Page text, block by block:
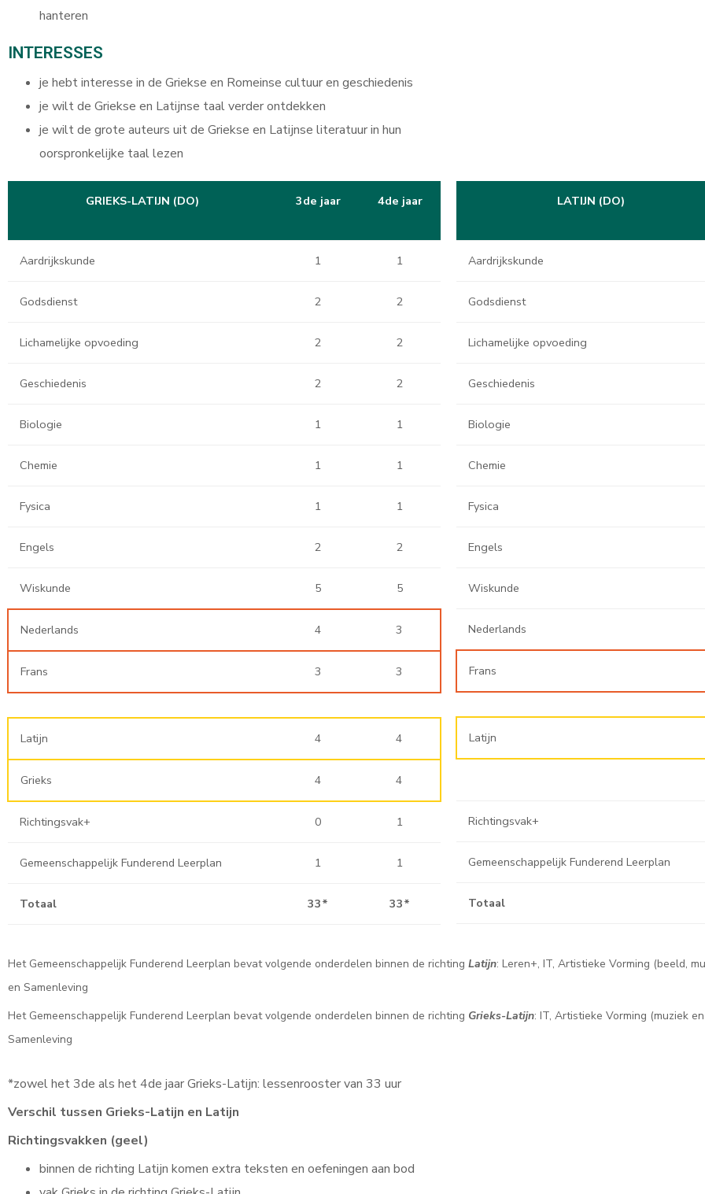
hanteren
INTERESSES
je hebt interesse in de Griekse en Romeinse cultuur en geschiedenis
je wilt de Griekse en Latijnse taal verder ontdekken
je wilt de grote auteurs uit de Griekse en Latijnse literatuur in hun
oorspronkelijke taal lezen
GRIEKS-LATIJN (DO) 3de jaar 4de jaar
Aardrijkskunde 1 1
Godsdienst 2 2
Lichamelijke opvoeding 2 2
Geschiedenis 2 2
Biologie 1 1
Chemie 1 1
Fysica 1 1
Engels 2 2
Wiskunde 5 5
Nederlands 4 3
Frans 3 3
Latijn 4 4
Grieks 4 4
Richtingsvak+ 0 1
Gemeenschappelijk Funderend Leerplan 1 1
Totaal 33* 33*
LATIJN (DO)
Aardrijkskunde
Godsdienst
Lichamelijke opvoeding
Geschiedenis
Biologie
Chemie
Fysica
Engels
Wiskunde
Nederlands
Frans
Latijn
Richtingsvak+
Gemeenschappelijk Funderend Leerplan
Totaal
Het Gemeenschappelijk Funderend Leerplan bevat volgende onderdelen binnen de richting Latijn: Leren+, IT, Artistieke Vorming (beeld,
en Samenleving
Het Gemeenschappelijk Funderend Leerplan bevat volgende onderdelen binnen de richting Grieks-Latijn: IT, Artistieke Vorming (muziek
Samenleving
*zowel het 3de als het 4de jaar Grieks-Latijn: lessenrooster van 33 uur
Verschil tussen Grieks-Latijn en Latijn
Richtingsvakken (geel)
binnen de richting Latijn komen extra teksten en oefeningen aan bod